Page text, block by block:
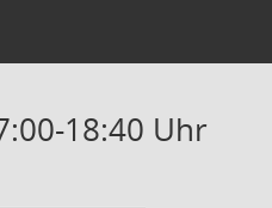
18:40 Uhr